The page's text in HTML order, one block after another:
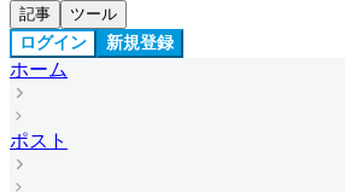
記事 ツール
ログイン 新規登録
ホーム
ポスト